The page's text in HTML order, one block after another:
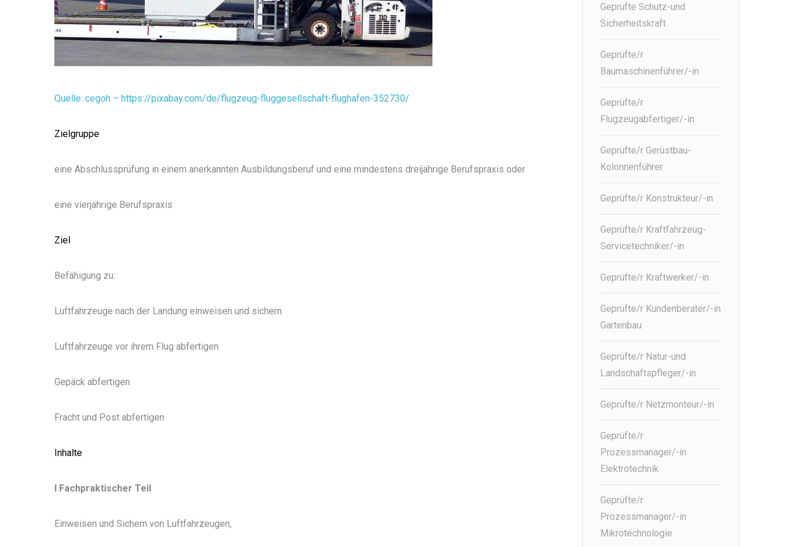
Quelle: cegoh – https://pixabay.com/de/flugzeug-fluggesellschaft-flughafen-352730/
Zielgruppe
eine Abschlussprüfung in einem anerkannten Ausbildungsberuf und eine mindestens dreijährige Berufspraxis oder
eine vierjährige Berufspraxis
Ziel
Befähigung zu:
Luftfahrzeuge nach der Landung einweisen und sichern
Luftfahrzeuge vor ihrem Flug abfertigen
Gepäck abfertigen
Fracht und Post abfertigen
Inhalte
I Fachpraktischer Teil
Einweisen und Sichern von Luftfahrzeugen,
Geprüfte Schutz-und
Sicherheitskraft
Geprüfte/r
Baumaschinenführer/-in
Geprüfte/r
Flugzeugabfertiger/-in
Geprüfte/r Gerüstbau-
Kolonnenführer
Geprüfte/r Konstrukteur/-in
Geprüfte/r Kraftfahrzeug-
Servicetechniker/-in
Geprüfte/r Kraftwerker/-in
Geprüfte/r Kundenberater/-in
Gartenbau
Geprüfte/r Natur-und
Landschaftspfleger/-in
Geprüfte/r Netzmonteur/-in
Geprüfte/r
Prozessmanager/-in
Elektrotechnik
Geprüfte/r
Prozessmanager/-in
Mikrotechnologie